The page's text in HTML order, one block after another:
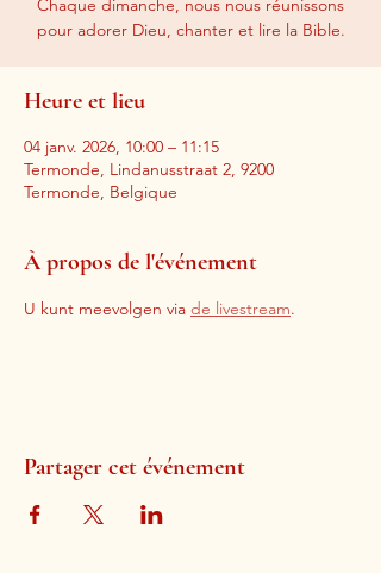
Chaque dimanche, nous nous réunissons
pour adorer Dieu, chanter et lire la Bible.
Heure et lieu
04 janv. 2026, 10:00 – 11:15
Termonde, Lindanusstraat 2, 9200
Termonde, Belgique
À propos de l'événement
U kunt meevolgen via de livestream.
Partager cet événement